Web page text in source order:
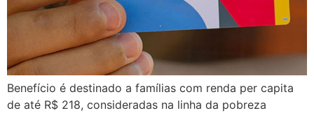
Benefício é destinado a famílias com renda per capita
de até R$ 218, consideradas na linha da pobreza